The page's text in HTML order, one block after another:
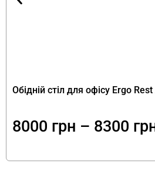
столами, що забезпечує
Елегантний дизайн
—
Обідній стіл для офісу Ergo
8000 грн – 8300